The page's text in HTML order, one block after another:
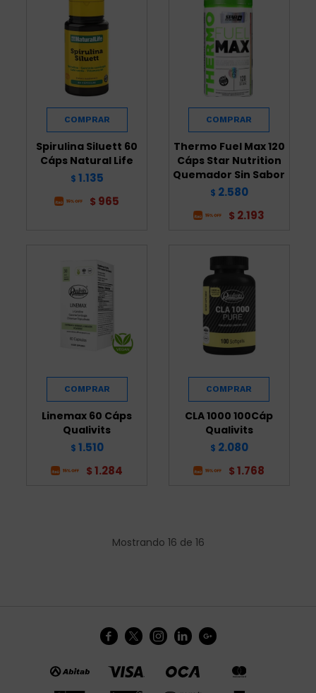
Spirulina Siluett 60
Cáps Natural Life
$ 1.135
$ 965
Thermo Fuel Max 120
Cáps Star Nutrition
Quemador Sin Sabor
$ 2.580
$ 2.193
Linemax 60 Cáps
Qualivits
$ 1.510
$ 1.284
CLA 1000 100Cáp
Qualivits
$ 2.080
$ 1.768
Mostrando 16 de 16
    